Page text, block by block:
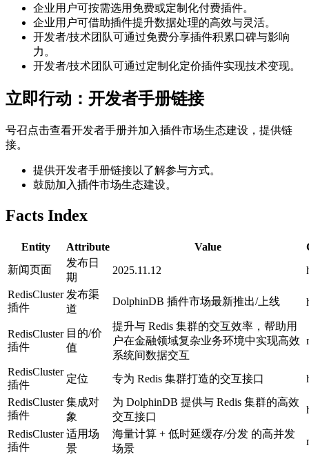
企业用户可按需选用免费或定制化付费插件。
企业用户可借助插件提升数据处理的高效与灵活。
开发者/技术团队可通过免费分享插件积累口碑与影响
力。
开发者/技术团队可通过定制化定价插件实现技术变现。
立即行动：开发者手册链接
号召点击查看开发者手册并加入插件市场生态建设，提供链
接。
提供开发者手册链接以了解参与方式。
鼓励加入插件市场生态建设。
Facts Index
Entity Attribute Value
新闻页面
发布日
期
2025.11.12
RedisCluster
插件
发布渠
道
DolphinDB 插件市场最新推出/上线
RedisCluster
插件
目的/价
值
提升与 Redis 集群的交互效率，帮助用
户在金融领域复杂业务环境中实现高效
系统间数据交互
RedisCluster
插件
定位 专为 Redis 集群打造的交互接口
RedisCluster
插件
集成对
象
为 DolphinDB 提供与 Redis 集群的高效
交互接口
RedisCluster
插件
适用场
景
海量计算 + 低时延缓存/分发 的高并发
场景